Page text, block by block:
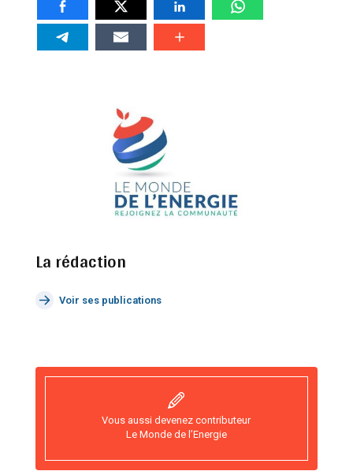
La rédaction
Voir ses publications
Vous aussi devenez contributeur
Le Monde de l’Energie